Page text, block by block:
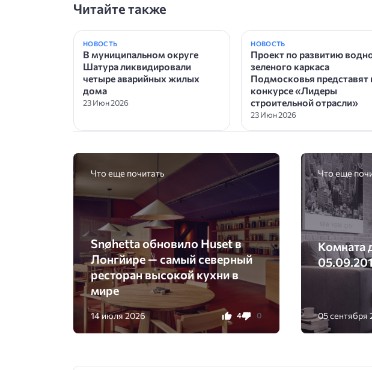
Читайте также
НОВОСТЬ
В муниципальном округе
Шатура ликвидировали
четыре аварийных жилых
дома
23 Июн 2026
НОВОСТЬ
Проект по развитию
зеленого каркаса
Подмосковья представят
конкурсе «Лидеры
строительной отрасли»
23 Июн 2026
Что еще почитать
Snøhetta обновило Huset в
Лонгйире — самый северный
ресторан высокой кухни в
мире
14 июля 2026 4 0
Что еще
Комната
05 сентября